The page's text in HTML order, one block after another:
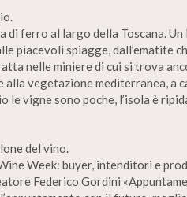
di ferro al largo della Toscana.
piacevoli spiagge, dall’ematite
nelle miniere di cui si trova
vegetazione mediterranea, a
le vigne sono poche, l’isola è
del vino.
Week: buyer, intenditori e
Federico Gordini